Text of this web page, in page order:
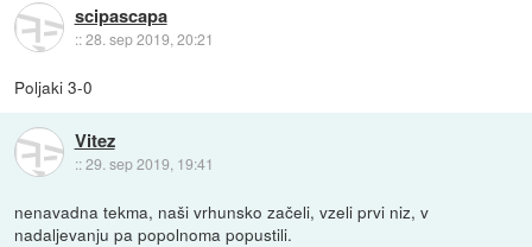
scipascapa
::28. sep 2019, 20:21
Poljaki 3-0
Vitez
::29. sep 2019, 19:41
nenavadna tekma, naši vrhunsko začeli, vzeli prvi niz, v
nadaljevanju pa popolnoma popustili.